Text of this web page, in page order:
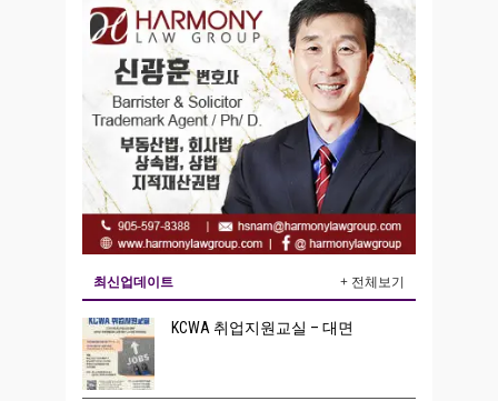
최신업데이트 + 전체보기
KCWA 취업지원교실 – 대면